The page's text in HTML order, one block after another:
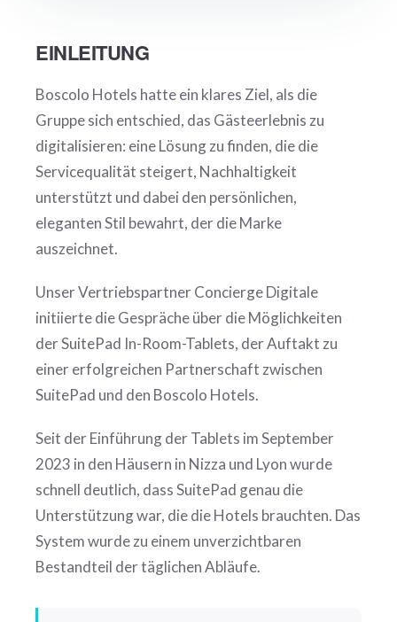
EINLEITUNG
Boscolo Hotels hatte ein klares Ziel, als die
Gruppe sich entschied, das Gästeerlebnis zu
digitalisieren: eine Lösung zu finden, die die
Servicequalität steigert, Nachhaltigkeit
unterstützt und dabei den persönlichen,
eleganten Stil bewahrt, der die Marke
auszeichnet.
Unser Vertriebspartner Concierge Digitale
initiierte die Gespräche über die Möglichkeiten
der SuitePad In-Room-Tablets, der Auftakt zu
einer erfolgreichen Partnerschaft zwischen
SuitePad und den Boscolo Hotels.
Seit der Einführung der Tablets im September
2023 in den Häusern in Nizza und Lyon wurde
schnell deutlich, dass SuitePad genau die
Unterstützung war, die die Hotels brauchten. Das
System wurde zu einem unverzichtbaren
Bestandteil der täglichen Abläufe.